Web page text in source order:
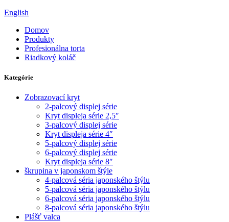
English
Domov
Produkty
Profesionálna torta
Riadkový koláč
Kategórie
Zobrazovací kryt
2-palcový displej série
Kryt displeja série 2,5″
3-palcový displej série
Kryt displeja série 4″
5-palcový displej série
6-palcový displej série
Kryt displeja série 8″
škrupina v japonskom štýle
4-palcová séria japonského štýlu
5-palcová séria japonského štýlu
6-palcová séria japonského štýlu
8-palcová séria japonského štýlu
Plášť valca